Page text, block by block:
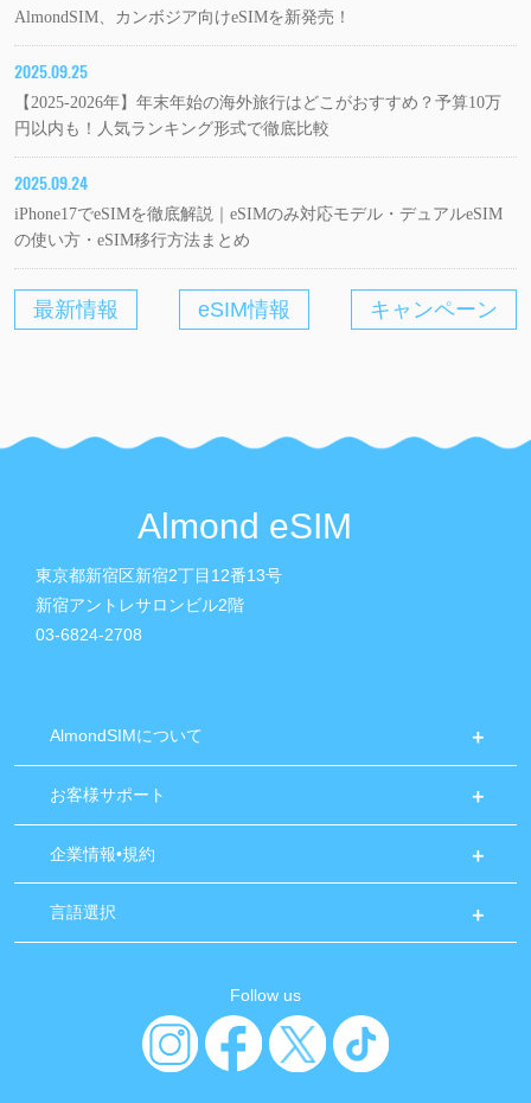
AlmondSIM、カンボジア向けeSIMを新発売！
2025.09.25
【2025-2026年】年末年始の海外旅行はどこがおすすめ？予算10万
円以内も！人気ランキング形式で徹底比較
2025.09.24
iPhone17でeSIMを徹底解説｜eSIMのみ対応モデル・デュアルeSIM
の使い方・eSIM移行方法まとめ
最新情報 eSIM情報 キャンペーン
Almond eSIM
東京都新宿区新宿2丁目12番13号
新宿アントレサロンビル2階
03-6824-2708
AlmondSIMについて
お客様サポート
企業情報•規約
言語選択
Follow us